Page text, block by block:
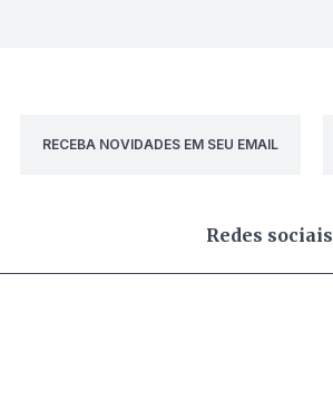
RECEBA NOVIDADES EM SEU EMAIL
Redes sociais